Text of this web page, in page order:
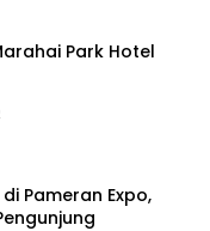
Park Hotel
Pameran Expo,